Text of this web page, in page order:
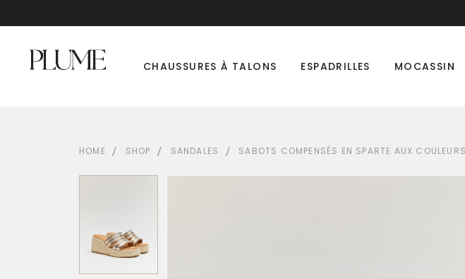
CHAUSSURES À TALONS ESPADRILLES MOCASSIN
HOME SHOP SANDALES SABOTS COMPENSÉS EN SPARTE AUX